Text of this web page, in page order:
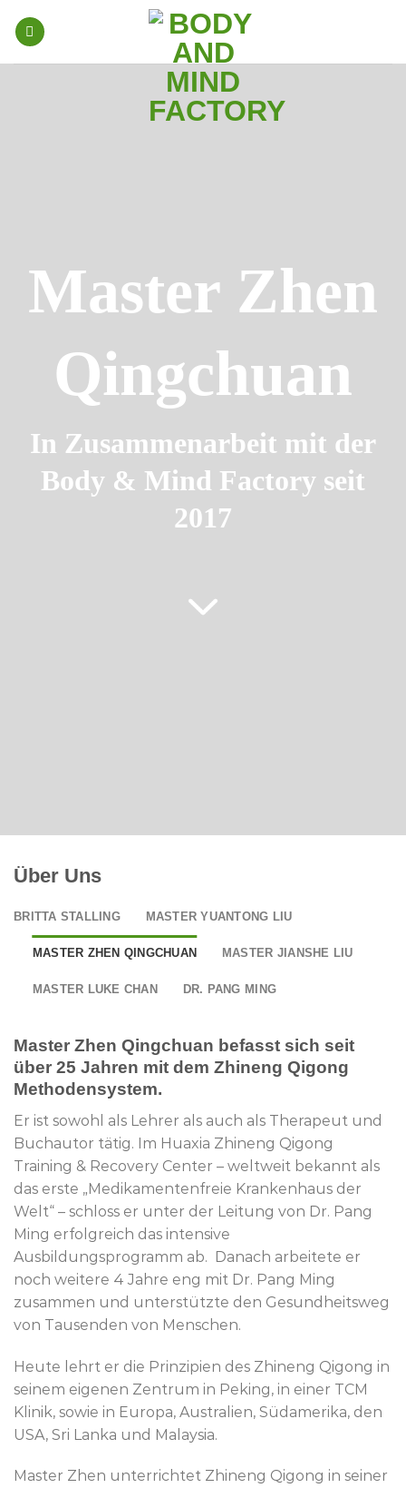
Master Zhen
Qingchuan
In Zusammenarbeit mit der
Body & Mind Factory seit
2017
Über Uns
BRITTA STALLING MASTER YUANTONG LIU
MASTER ZHEN QINGCHUAN MASTER JIANSHE LIU
MASTER LUKE CHAN DR. PANG MING
Master Zhen Qingchuan befasst sich seit
über 25 Jahren mit dem Zhineng Qigong
Methodensystem.
Er ist sowohl als Lehrer als auch als Therapeut und
Buchautor tätig. Im Huaxia Zhineng Qigong
Training & Recovery Center – weltweit bekannt als
das erste „Medikamentenfreie Krankenhaus der
Welt“ – schloss er unter der Leitung von Dr. Pang
Ming erfolgreich das intensive
Ausbildungsprogramm ab. Danach arbeitete er
noch weitere 4 Jahre eng mit Dr. Pang Ming
zusammen und unterstützte den Gesundheitsweg
von Tausenden von Menschen.
Heute lehrt er die Prinzipien des Zhineng Qigong in
seinem eigenen Zentrum in Peking, in einer TCM
Klinik, sowie in Europa, Australien, Südamerika, den
USA, Sri Lanka und Malaysia.
Master Zhen unterrichtet Zhineng Qigong in seiner